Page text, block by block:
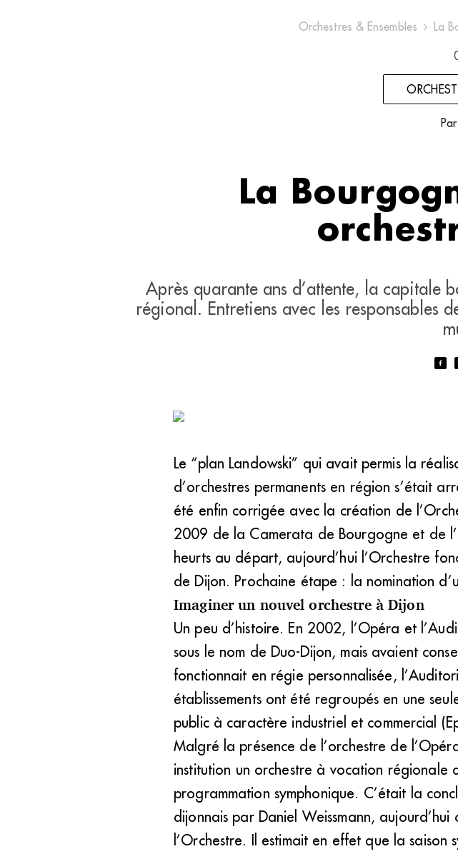
Orchestres & Ensembles La
Par
La
Après quarante ans d’attente, la capitale
régional. Entretiens avec les responsables
Le “plan Landowski” qui avait permis la
d’orchestres permanents en région s’était
été enfin corrigée avec la création de
2009 de la Camerata de Bourgogne et de
heurts au départ, aujourd’hui l’Orchestre
de Dijon. Prochaine étape : la nomination
Imaginer un nouvel orchestre à Dijon
Un peu d’histoire. En 2002, l’Opéra et
sous le nom de Duo-Dijon, mais avaient
fonctionnait en régie personnalisée,
établissements ont été regroupés en une
public à caractère industriel et commercial
Malgré la présence de l’orchestre de
institution un orchestre à vocation régionale
programmation symphonique. C’était la
dijonnais par Daniel Weissmann,
l’Orchestre. Il estimait en effet que la saison